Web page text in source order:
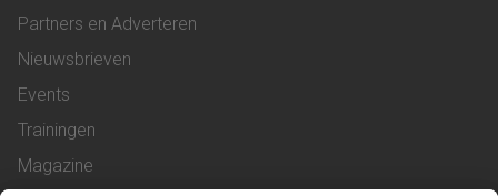
Partners en Adverteren
Nieuwsbrieven
Events
Trainingen
Magazine